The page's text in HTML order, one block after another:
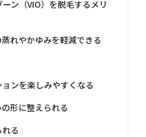
ン（VIO）を脱毛するメリ
れやかゆみを軽減できる
ンを楽しみやすくなる
形に整えられる
る